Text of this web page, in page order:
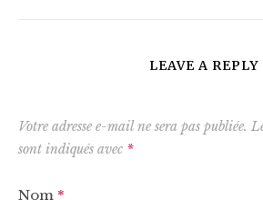
LEAVE A REPLY
Votre adresse e-mail ne sera pas publiée.
sont indiqués avec *
Nom *